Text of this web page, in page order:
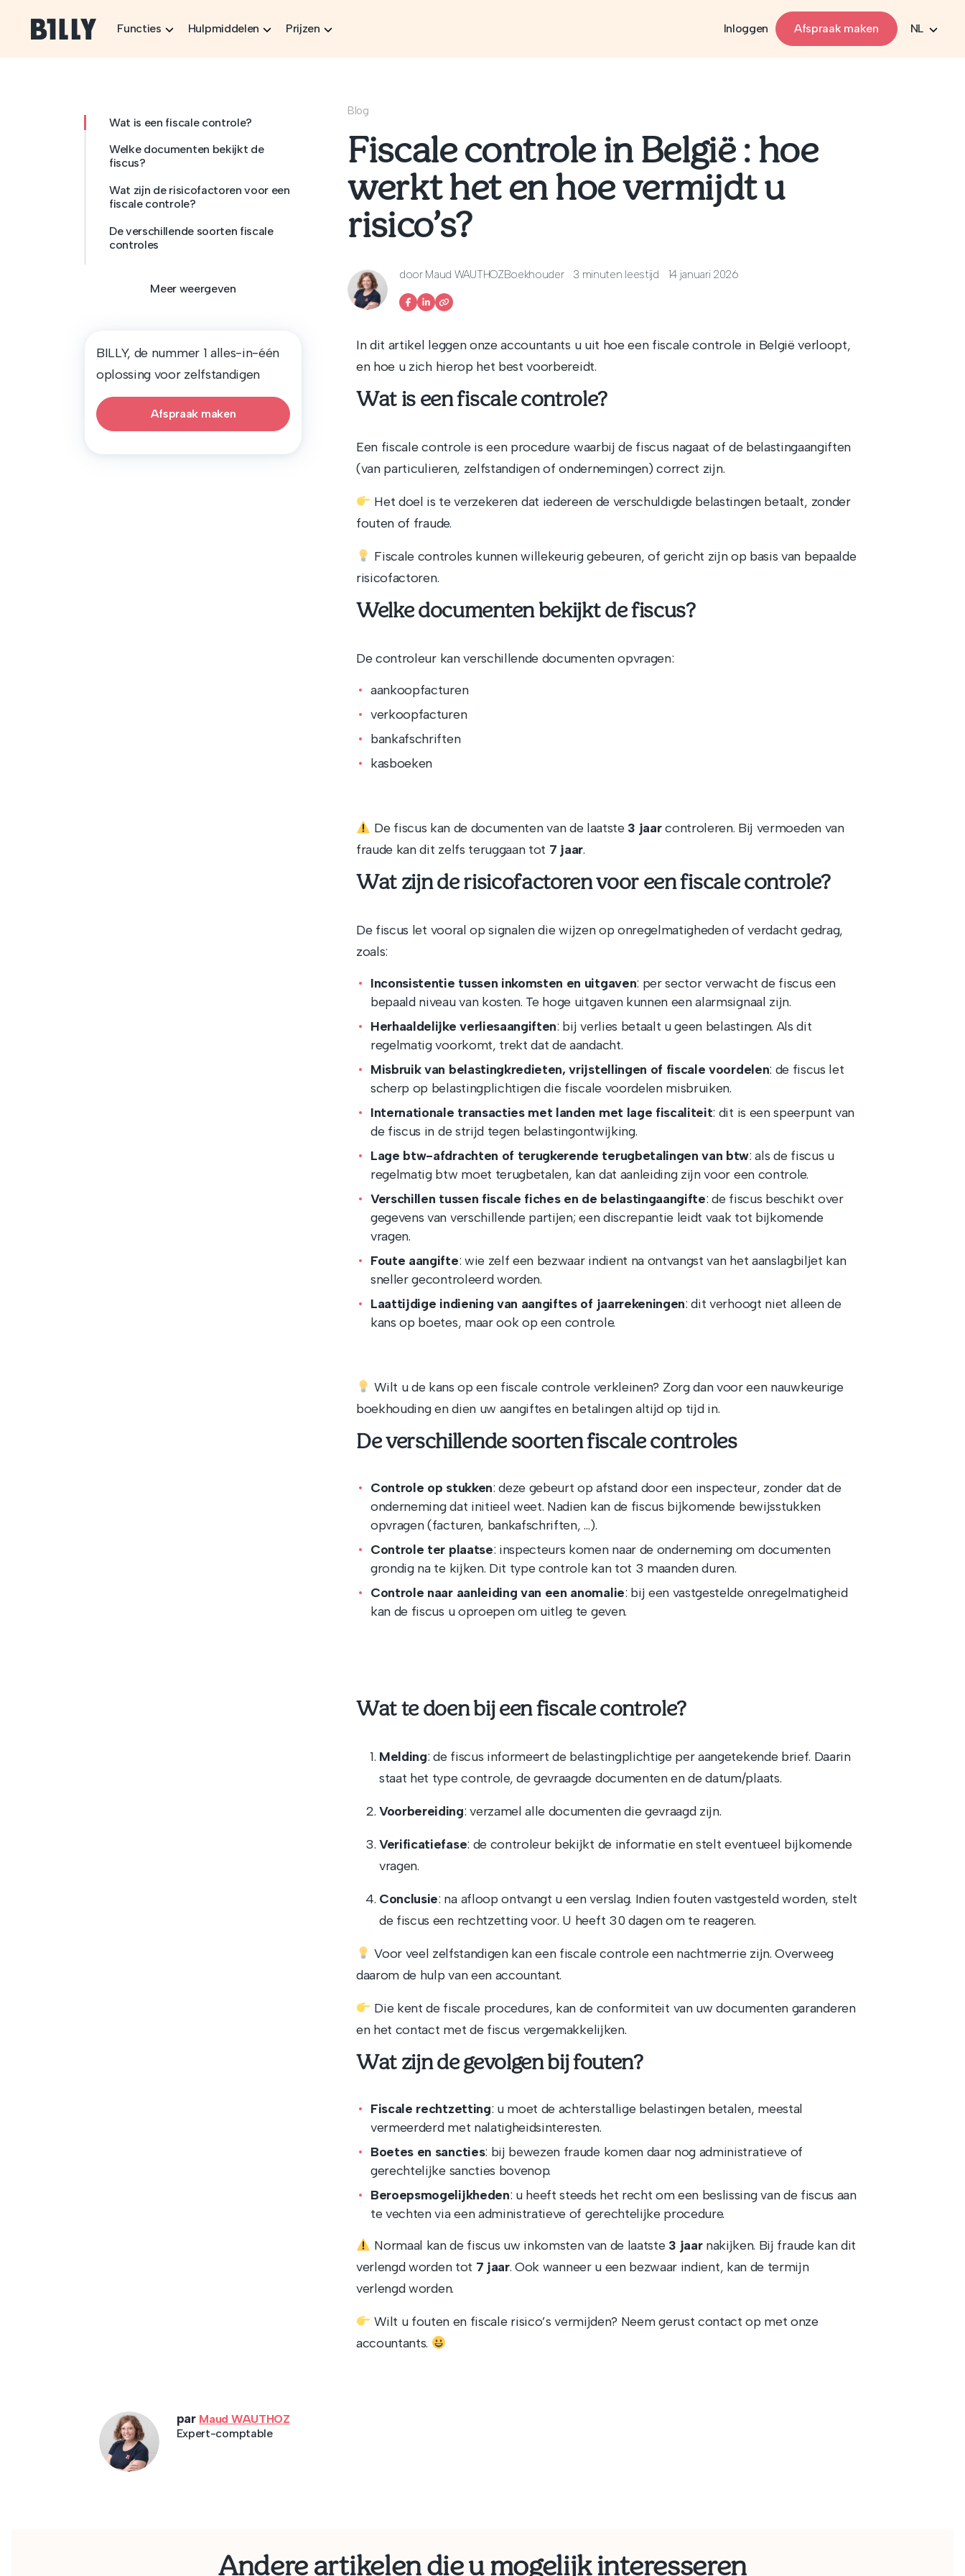
Functies
Hulpmiddelen Prijzen Inloggen Afspraak maken NL
Wat is een fiscale controle?
Welke documenten bekijkt de
fiscus?
Wat zijn de risicofactoren voor een
fiscale controle?
De verschillende soorten fiscale
controles
Meer weergeven
BILLY, de nummer 1 alles-in-één
oplossing voor zelfstandigen
Afspraak maken
Blog
Fiscale controle in België : hoe
werkt het en hoe vermijdt u
risico’s?
door Maud WAUTHOZBoekhouder 3 minuten leestijd 14 januari 2026
In dit artikel leggen onze accountants u uit hoe een fiscale controle in België verloopt,
en hoe u zich hierop het best voorbereidt.
Wat is een fiscale controle?
Een fiscale controle is een procedure waarbij de fiscus nagaat of de belastingaangiften
(van particulieren, zelfstandigen of ondernemingen) correct zijn.
Het doel is te verzekeren dat iedereen de verschuldigde belastingen betaalt, zonder
fouten of fraude.
Fiscale controles kunnen willekeurig gebeuren, of gericht zijn op basis van bepaalde
risicofactoren.
Welke documenten bekijkt de fiscus?
De controleur kan verschillende documenten opvragen:
aankoopfacturen
verkoopfacturen
bankafschriften
kasboeken
De fiscus kan de documenten van de laatste 3 jaarcontroleren. Bij vermoeden van
fraude kan dit zelfs teruggaan tot 7 jaar.
Wat zijn de risicofactoren voor een fiscale controle?
De fiscus let vooral op signalen die wijzen op onregelmatigheden of verdacht gedrag,
zoals:
Inconsistentie tussen inkomsten en uitgaven: per sector verwacht de fiscus een
bepaald niveau van kosten. Te hoge uitgaven kunnen een alarmsignaal zijn.
Herhaaldelijke verliesaangiften: bij verlies betaalt u geen belastingen. Als dit
regelmatig voorkomt, trekt dat de aandacht.
Misbruik van belastingkredieten, vrijstellingen of fiscale voordelen: de fiscus let
scherp op belastingplichtigen die fiscale voordelen misbruiken.
Internationale transacties met landen met lage fiscaliteit: dit is een speerpunt van
de fiscus in de strijd tegen belastingontwijking.
Lage btw-afdrachten of terugkerende terugbetalingen van btw: als de fiscus u
regelmatig btw moet terugbetalen, kan dat aanleiding zijn voor een controle.
Verschillen tussen fiscale fiches en de belastingaangifte: de fiscus beschikt over
gegevens van verschillende partijen; een discrepantie leidt vaak tot bijkomende
vragen.
Foute aangifte: wie zelf een bezwaar indient na ontvangst van het aanslagbiljet kan
sneller gecontroleerd worden.
Laattijdige indiening van aangiftes of jaarrekeningen: dit verhoogt niet alleen de
kans op boetes, maar ook op een controle.
Wilt u de kans op een fiscale controle verkleinen? Zorg dan voor een nauwkeurige
boekhouding en dien uw aangiftes en betalingen altijd op tijd in.
De verschillende soorten fiscale controles
Controle op stukken: deze gebeurt op afstand door een inspecteur, zonder dat de
onderneming dat initieel weet. Nadien kan de fiscus bijkomende bewijsstukken
opvragen (facturen, bankafschriften, …).
Controle ter plaatse: inspecteurs komen naar de onderneming om documenten
grondig na te kijken. Dit type controle kan tot 3 maanden duren.
Controle naar aanleiding van een anomalie: bij een vastgestelde onregelmatigheid
kan de fiscus u oproepen om uitleg te geven.
Wat te doen bij een fiscale controle?
Melding: de fiscus informeert de belastingplichtige per aangetekende brief. Daarin
staat het type controle, de gevraagde documenten en de datum/plaats.
Voorbereiding: verzamel alle documenten die gevraagd zijn.
Verificatiefase: de controleur bekijkt de informatie en stelt eventueel bijkomende
vragen.
Conclusie: na afloop ontvangt u een verslag. Indien fouten vastgesteld worden, stelt
de fiscus een rechtzetting voor. U heeft 30 dagen om te reageren.
Voor veel zelfstandigen kan een fiscale controle een nachtmerrie zijn. Overweeg
daarom de hulp van een accountant.
Die kent de fiscale procedures, kan de conformiteit van uw documenten garanderen
en het contact met de fiscus vergemakkelijken.
Wat zijn de gevolgen bij fouten?
Fiscale rechtzetting: u moet de achterstallige belastingen betalen, meestal
vermeerderd met nalatigheidsinteresten.
Boetes en sancties: bij bewezen fraude komen daar nog administratieve of
gerechtelijke sancties bovenop.
Beroepsmogelijkheden: u heeft steeds het recht om een beslissing van de fiscus aan
te vechten via een administratieve of gerechtelijke procedure.
Normaal kan de fiscus uw inkomsten van de laatste 3 jaarnakijken. Bij fraude kan dit
verlengd worden tot 7 jaar. Ook wanneer u een bezwaar indient, kan de termijn
verlengd worden.
Wilt u fouten en fiscale risico’s vermijden? Neem gerust contact op met onze
accountants.
par Maud WAUTHOZ
Expert-comptable
Andere artikelen die u mogelijk interesseren